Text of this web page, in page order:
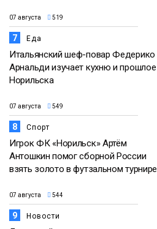
07 августа 519
7 Еда
Итальянский шеф-повар Федерико
Арнальди изучает кухню и прошлое
Норильска
07 августа 549
8 Спорт
Игрок ФК «Норильск» Артём
Антошкин помог сборной России
взять золото в футзальном турнире
07 августа 544
9 Новости